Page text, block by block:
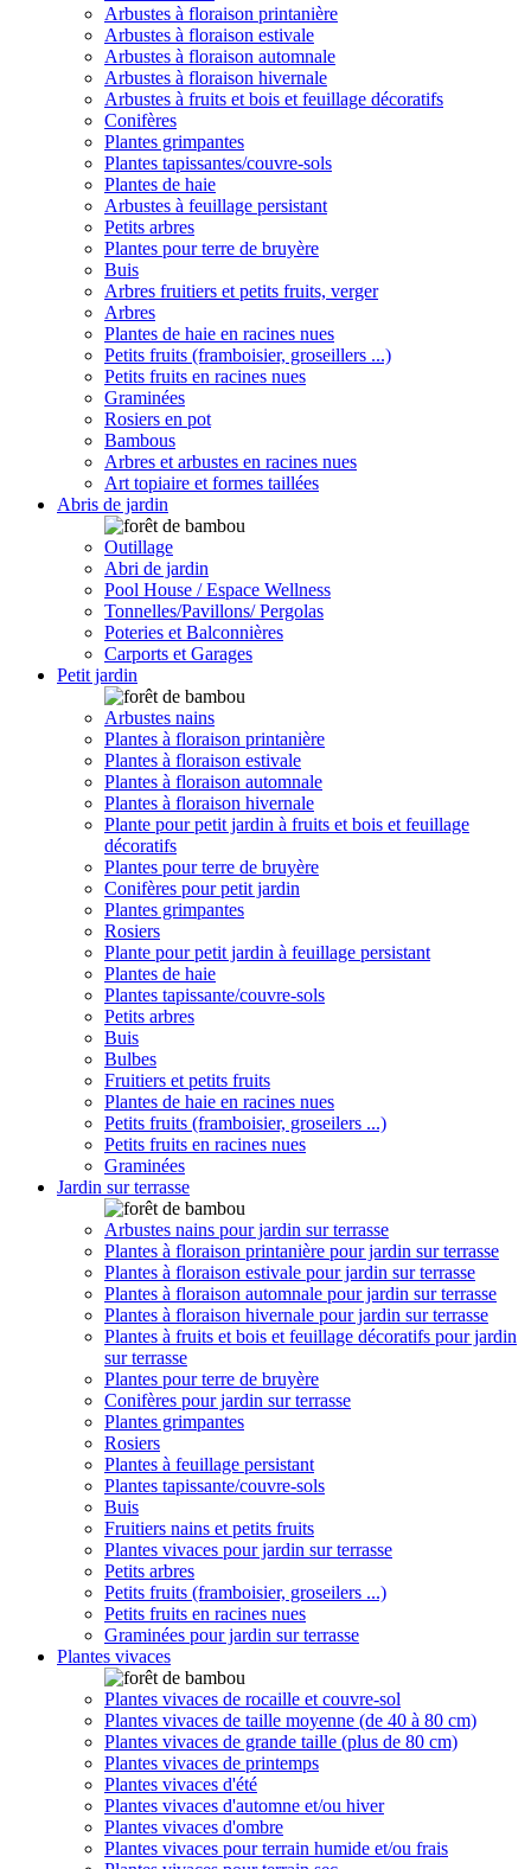
Arbustes à floraison printanière
Arbustes à floraison estivale
Arbustes à floraison automnale
Arbustes à floraison hivernale
Arbustes à fruits et bois et feuillage décoratifs
Conifères
Plantes grimpantes
Plantes tapissantes/couvre-sols
Plantes de haie
Arbustes à feuillage persistant
Petits arbres
Plantes pour terre de bruyère
Buis
Arbres fruitiers et petits fruits, verger
Arbres
Plantes de haie en racines nues
Petits fruits (framboisier, groseillers ...)
Petits fruits en racines nues
Graminées
Rosiers en pot
Bambous
Arbres et arbustes en racines nues
Art topiaire et formes taillées
Abris de jardin
Outillage
Abri de jardin
Pool House / Espace Wellness
Tonnelles/Pavillons/ Pergolas
Poteries et Balconnières
Carports et Garages
Petit jardin
Arbustes nains
Plantes à floraison printanière
Plantes à floraison estivale
Plantes à floraison automnale
Plantes à floraison hivernale
Plante pour petit jardin à fruits et bois et feuillage
décoratifs
Plantes pour terre de bruyère
Conifères pour petit jardin
Plantes grimpantes
Rosiers
Plante pour petit jardin à feuillage persistant
Plantes de haie
Plantes tapissante/couvre-sols
Petits arbres
Buis
Bulbes
Fruitiers et petits fruits
Plantes de haie en racines nues
Petits fruits (framboisier, groseilers ...)
Petits fruits en racines nues
Graminées
Jardin sur terrasse
Arbustes nains pour jardin sur terrasse
Plantes à floraison printanière pour jardin sur terrasse
Plantes à floraison estivale pour jardin sur terrasse
Plantes à floraison automnale pour jardin sur terrasse
Plantes à floraison hivernale pour jardin sur terrasse
Plantes à fruits et bois et feuillage décoratifs pour jardin
sur terrasse
Plantes pour terre de bruyère
Conifères pour jardin sur terrasse
Plantes grimpantes
Rosiers
Plantes à feuillage persistant
Plantes tapissante/couvre-sols
Buis
Fruitiers nains et petits fruits
Plantes vivaces pour jardin sur terrasse
Petits arbres
Petits fruits (framboisier, groseilers ...)
Petits fruits en racines nues
Graminées pour jardin sur terrasse
Plantes vivaces
Plantes vivaces de rocaille et couvre-sol
Plantes vivaces de taille moyenne (de 40 à 80 cm)
Plantes vivaces de grande taille (plus de 80 cm)
Plantes vivaces de printemps
Plantes vivaces d'été
Plantes vivaces d'automne et/ou hiver
Plantes vivaces d'ombre
Plantes vivaces pour terrain humide et/ou frais